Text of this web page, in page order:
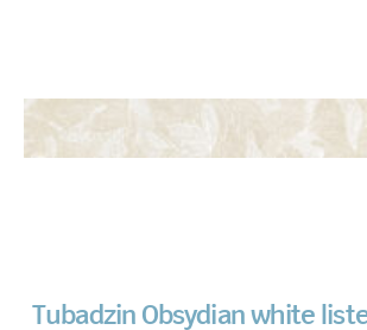
Tubadzin Obsydian white